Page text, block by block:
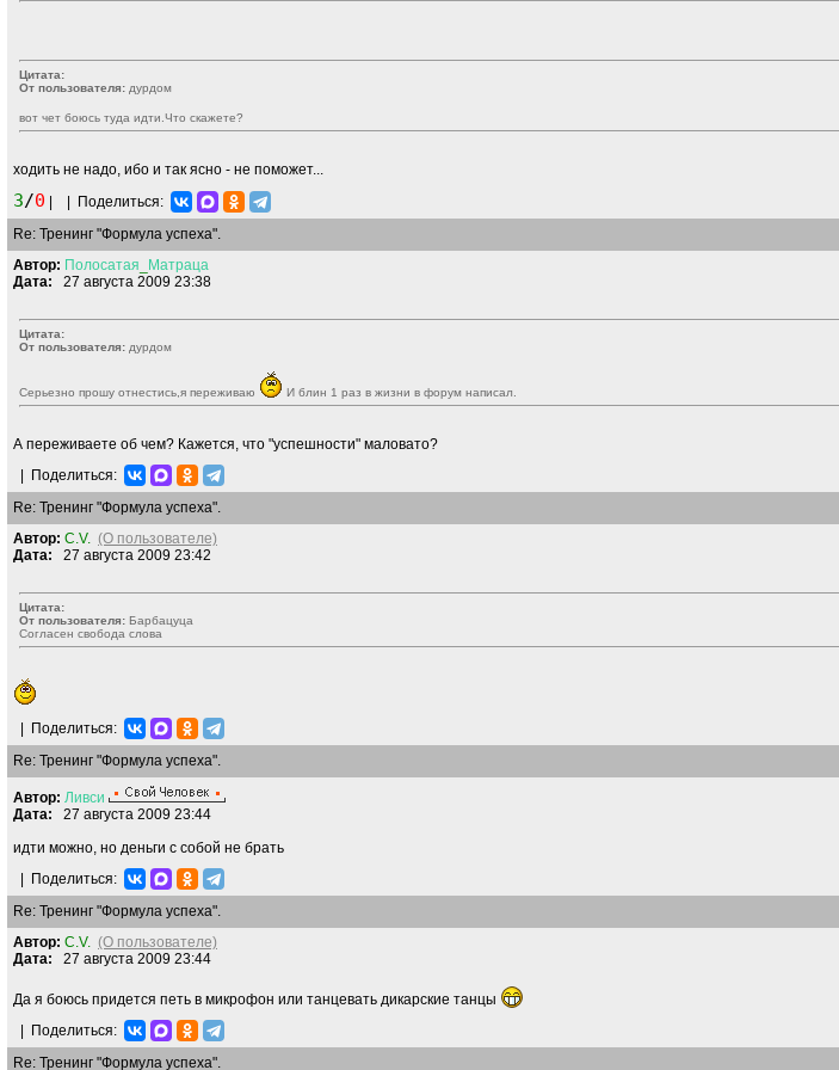
Цитата:
От пользователя: дурдом
вот чет боюсь туда идти.Что скажете?
ходить не надо, ибо и так ясно - не поможет...
3/0
Поделиться:
Re: Тренинг "Формула успеха".
Автор: Полосатая
Матраца
Дата: 27 августа 2009 23:38
Цитата:
От пользователя: дурдом
Серьезно прошу отнестись,я переживаю И блин 1 раз в жизни в форум написал.
А переживаете об чем? Кажется, что "успешности" маловато?
Поделиться:
Re: Тренинг "Формула успеха".
Автор: C.V. (О пользователе)
Дата: 27 августа 2009 23:42
Цитата:
От пользователя: Барбацуца
Согласен свобода слова
Поделиться:
Re: Тренинг "Формула успеха".
Автор: Ливси
Дата: 27 августа 2009 23:44
идти можно, но деньги с собой не брать
Поделиться:
Re: Тренинг "Формула успеха".
Автор: C.V. (О пользователе)
Дата: 27 августа 2009 23:44
Да я боюсь придется петь в микрофон или танцевать дикарские танцы
Поделиться:
Re: Тренинг "Формула успеха".